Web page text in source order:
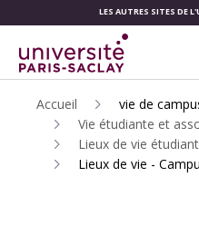
CONTENU
PRINCIPAL
LES AUTRES SITES DE
Accueil
vie de
Vie étudiante et
Lieux de vie
Lieux de vie -